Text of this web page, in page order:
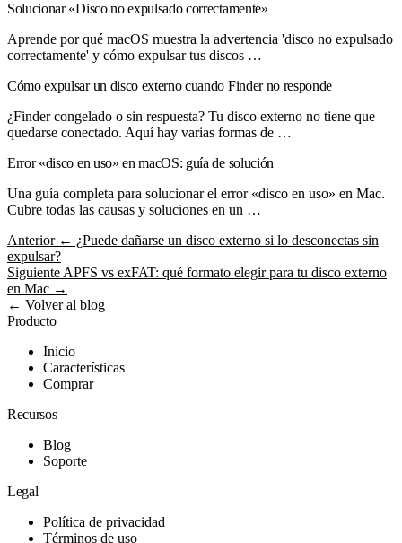
Solucionar «Disco no expulsado correctamente»
Aprende por qué macOS muestra la advertencia 'disco no expulsado
correctamente' y cómo expulsar tus discos …
Cómo expulsar un disco externo cuando Finder no responde
¿Finder congelado o sin respuesta? Tu disco externo no tiene que
quedarse conectado. Aquí hay varias formas de …
Error «disco en uso» en macOS: guía de solución
Una guía completa para solucionar el error «disco en uso» en Mac.
Cubre todas las causas y soluciones en un …
Anterior ← ¿Puede dañarse un disco externo si lo desconectas sin
expulsar?
Siguiente APFS vs exFAT: qué formato elegir para tu disco externo
en Mac →
← Volver al blog
Producto
Inicio
Características
Comprar
Recursos
Blog
Soporte
Legal
Política de privacidad
Términos de uso